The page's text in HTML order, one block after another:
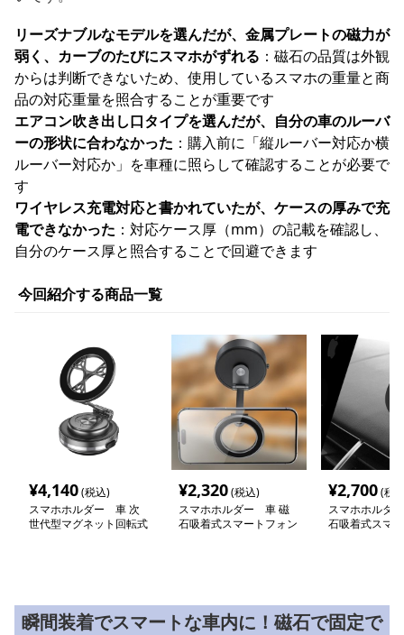
リーズナブルなモデルを選んだが、金属プレートの磁力が
弱く、カーブのたびにスマホがずれる ：磁石の品質は外観
からは判断できないため、使用しているスマホの重量と商
品の対応重量を照合することが重要です
エアコン吹き出し口タイプを選んだが、自分の車のルーバ
ーの形状に合わなかった ：購入前に「縦ルーバー対応か横
ルーバー対応か」を車種に照らして確認することが必要で
す
ワイヤレス充電対応と書かれていたが、ケースの厚みで充
電できなかった ：対応ケース厚（mm）の記載を確認し、
自分のケース厚と照合することで回避できます
今回紹介する商品一覧
¥4,140(税込)
スマホホルダー 車 次
世代型マグネット回転式
¥2,320(税込)
スマホホルダー 車 磁
石吸着式スマートフォン
¥2,700(税
スマホホルダ
石吸着式スマ
瞬間装着でスマートな車内に！磁石で固定で